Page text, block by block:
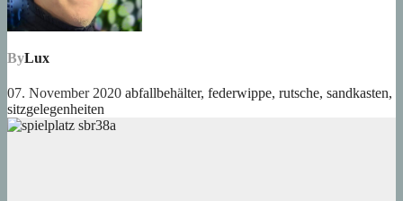
ByLux
07. November 2020 abfallbehälter, federwippe, rutsche, sandkasten,
sitzgelegenheiten